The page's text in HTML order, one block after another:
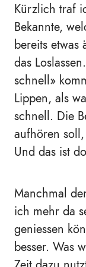
Kürzlich traf
Bekannte,
bereits
das
schnell»
Lippen, als
schnell. Die
aufhören
Und das ist
Manchmal
ich mehr da
geniessen
besser. Was